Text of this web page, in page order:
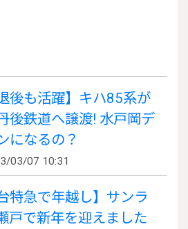
後も活躍】キハ85系が
後鉄道へ譲渡! 水戸岡デ
になるの？
03/07 10:31
特急で年越し】サンラ
戸で新年を迎えました